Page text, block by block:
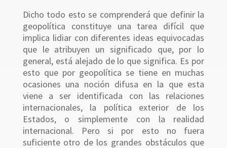
Dicho todo esto se comprenderá que definir la
geopolítica constituye una tarea difícil que
implica lidiar con diferentes ideas equivocadas
que le atribuyen un significado que, por lo
general, está alejado de lo que significa. Es por
esto que por geopolítica se tiene en muchas
ocasiones una noción difusa en la que esta
viene a ser identificada con las relaciones
internacionales, la política exterior de los
Estados, o simplemente con la realidad
internacional. Pero si por esto no fuera
suficiente otro de los grandes obstáculos que